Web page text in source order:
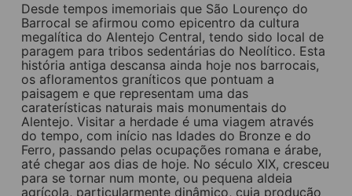
Desde tempos imemoriais que São Lourenço do
Barrocal se afirmou como epicentro da cultura
megalítica do Alentejo Central, tendo sido local de
paragem para tribos sedentárias do Neolítico. Esta
história antiga descansa ainda hoje nos barrocais,
os afloramentos graníticos que pontuam a
paisagem e que representam uma das
caraterísticas naturais mais monumentais do
Alentejo. Visitar a herdade é uma viagem através
do tempo, com início nas Idades do Bronze e do
Ferro, passando pelas ocupações romana e árabe,
até chegar aos dias de hoje. No século XIX, cresceu
para se tornar num monte, ou pequena aldeia
agrícola, particularmente dinâmico, cuja produção